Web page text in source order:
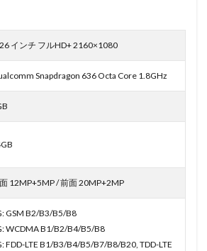
インチ フルHD+ 2160×1080
Snapdragon 636 Octa Core 1.8GHz
12MP+5MP / 前面 20MP+2MP
GSM B2/B3/B5/B8
WCDMA B1/B2/B4/B5/B8
FDD-LTE B1/B3/B4/B5/B7/B8/B20, TDD-LTE